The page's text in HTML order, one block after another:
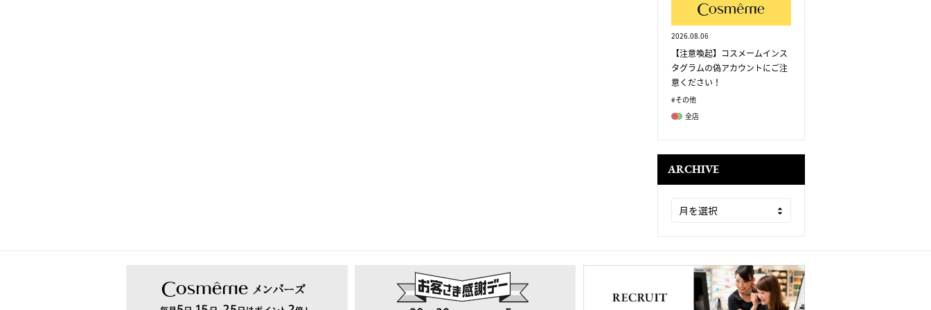
2026.08.06
【注意喚起】コスメームインス
タグラムの偽アカウントにご注
意ください！
#その他
全店
ARCHIVE